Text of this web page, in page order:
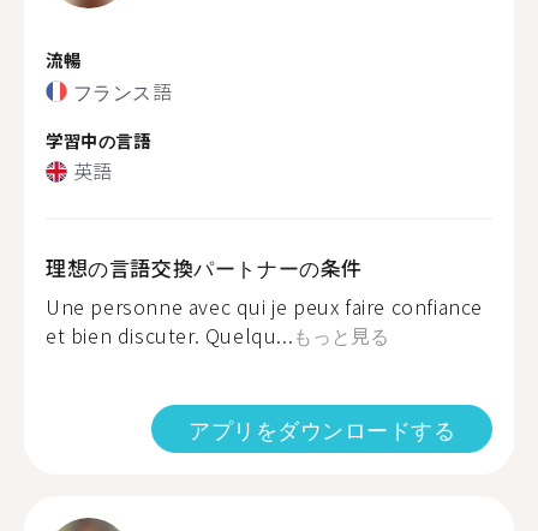
流暢
フランス語
学習中の言語
英語
理想の言語交換パートナーの条件
Une personne avec qui je peux faire confiance
et bien discuter. Quelqu...もっと見る
アプリをダウンロードする